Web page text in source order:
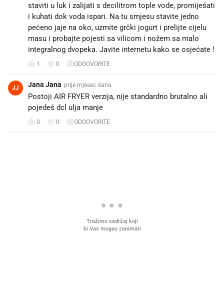
staviti u luk i zalijati s decilitrom tople vode, promiješati
i kuhati dok voda ispari. Na tu smjesu stavite jedno
pećeno jaje na oko, uzmite grčki jogurt i prelijte cijelu
masu i probajte pojesti sa vilicom i nožem sa malo
integralnog dvopeka. Javite internetu kako se osjećate !
1 0 ODGOVORITE
JJ Jana Jana prije mjesec dana
Postoji AIR FRYER verzija, nije standardno brutalno ali
pojedeš dcl ulja manje
0 0 ODGOVORITE